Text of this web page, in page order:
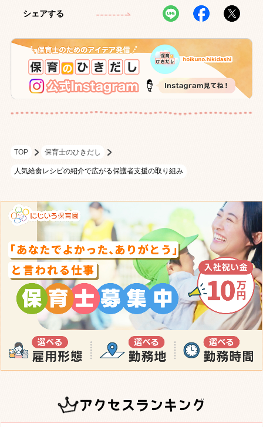
シェアする
TOP 保育士のひきだし
人気給食レシピの紹介で広がる保護者支援の取り組み
アクセスランキング